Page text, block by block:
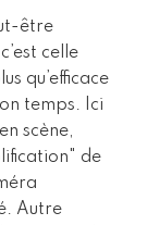
être
celle
qu’efficace
temps. Ici
scène,
de
Autre